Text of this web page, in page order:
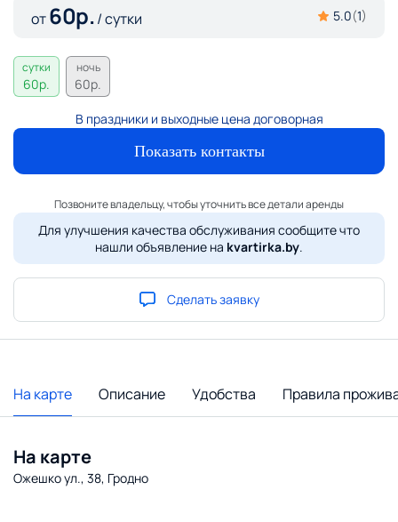
от60р./ сутки 5.0(1)
сутки
60р.
ночь
60р.
В праздники и выходные цена договорная
Показать контакты
Позвоните владельцу, чтобы уточнить все детали аренды
Для улучшения качества обслуживания сообщите что
нашли объявление на kvartirka.by.
Сделать заявку
На карте Описание Удобства Правила
На карте
Ожешко ул., 38, Гродно